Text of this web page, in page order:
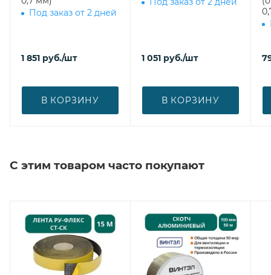
Под заказ от 2 дней
1 851 руб./шт
В КОРЗИНУ
1 051 руб./шт
В КОРЗИНУ
С этим товаром часто покупают